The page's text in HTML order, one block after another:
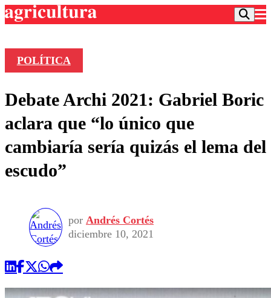
Frecuencias
Agricultura TV
Deportes
Colo Colo
Torneo Internacional
Torneo Nacional
Entretención
Internacional
Nacional
Programas
Comercial
POLÍTICA
Debate Archi 2021: Gabriel Boric
aclara que “lo único que
cambiaría sería quizás el lema del
escudo”
por Andrés Cortés
diciembre 10, 2021